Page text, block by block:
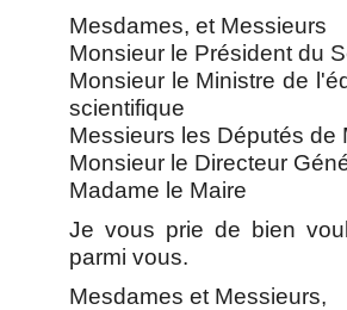
Mesdames, et Messieurs
Monsieur le Président du
Monsieur le Ministre de
scientifique
Messieurs les Députés de
Monsieur le Directeur
Madame le Maire
Je vous prie de bien
parmi vous.
Mesdames et Messieurs,